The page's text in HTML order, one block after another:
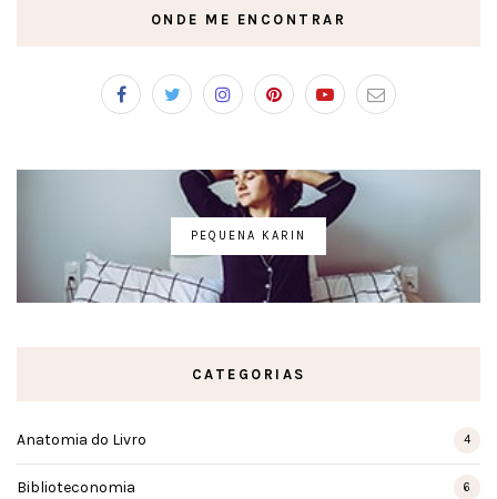
ONDE ME ENCONTRAR
PEQUENA KARIN
CATEGORIAS
Anatomia do Livro 4
Biblioteconomia 6